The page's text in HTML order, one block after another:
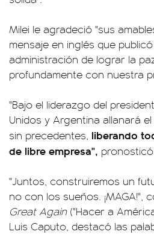
Milei le agradeció "sus
mensaje en inglés que
administración de lograr la
profundamente con nuestra
"Bajo el liderazgo del
Unidos y Argentina allanará
sin precedentes, liberando
de libre empresa",
"Juntos, construiremos un
no con los sueños.
Great Again ("Hacer a
Luis Caputo, destacó las